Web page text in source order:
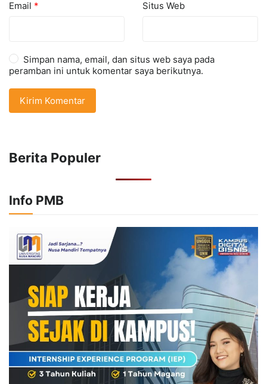
Email * Situs Web
Simpan nama, email, dan situs web saya pada
peramban ini untuk komentar saya berikutnya.
Berita Populer
Info PMB